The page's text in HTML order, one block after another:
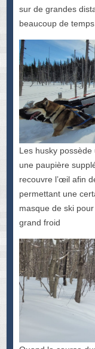
sur de grandes
beaucoup de temps
Les husky possède
une paupière
recouvre l’œil afin
permettant une
masque de ski
grand froid